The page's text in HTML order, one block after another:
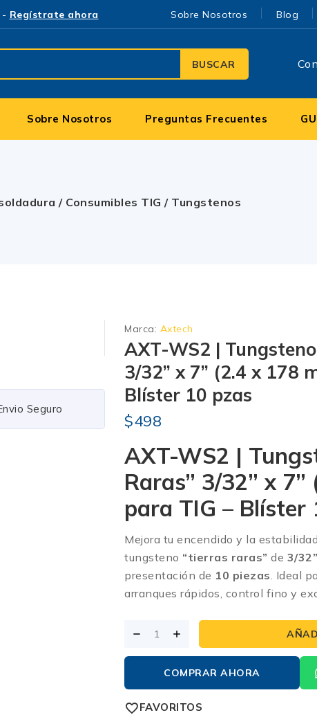
Regístrate ahora Sobre Nosotros Blog
BUSCAR
Sobre Nosotros Preguntas Frecuentes
/ Consumibles TIG / Tungstenos
Shipping
Marca: Axtech
AXT-WS2 |
3/32” x 7” (2.4 x 178
Blíster 10 pzas
$498
AXT-WS2 |
Raras” 3/32” x
para TIG – Blíster
Mejora tu encendido y la
tungsteno “tierras raras” de 3/
presentación de 10 piezas . Ideal
arranques rápidos, control fino y
COMPRAR AHORA
FAVORITOS